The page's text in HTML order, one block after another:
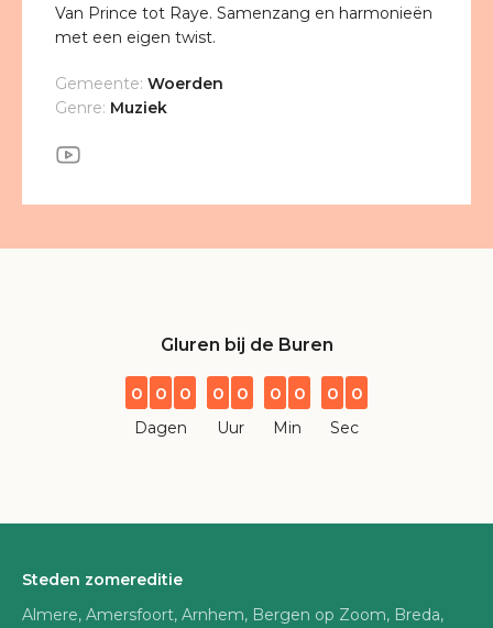
Van Prince tot Raye. Samenzang en harmonieën
met een eigen twist.
Gemeente: Woerden
Genre: Muziek
Gluren bij de Buren
0 0 0
Dagen
0 0
Uur
0 0
Min
0 0
Sec
Steden zomereditie
Almere, Amersfoort, Arnhem, Bergen op Zoom, Breda,